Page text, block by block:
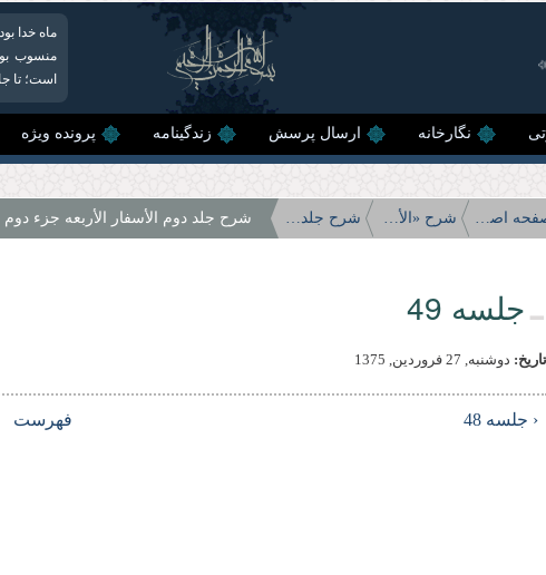
ماه خدا
منسوب
است؛ تا
نگارخانه ارسال پرسش زندگینامه پرونده ویژه
صفحه اصلی شرح «الأسفار الأربعه» شرح جلد دوم الأسفار الأربعه شرح جلد دوم الأسفار الأربعه جزء دوم
جلسه 49
تاریخ: دوشنبه, 27 فروردين, 1375
‹ جلسه 48 فهرست